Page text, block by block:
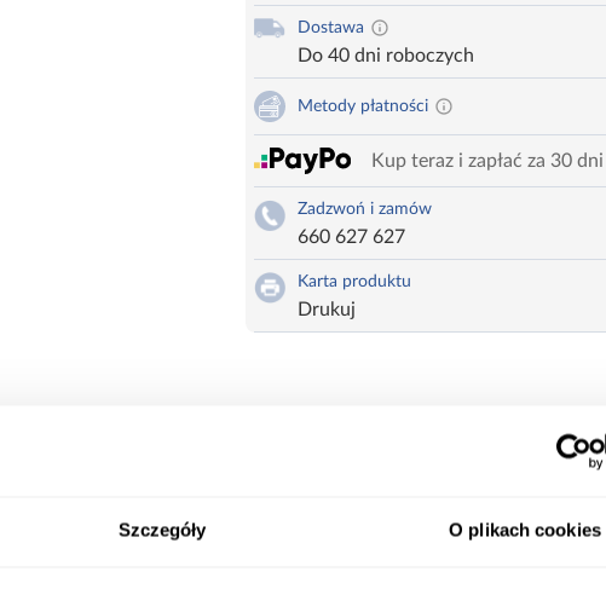
Szczegóły O plikach cookies
Dostawa
Do 40 dni roboczych
Metody płatności
Kup teraz i zapłać za 30 dni
Zadzwoń i zamów
660 627 627
Karta produktu
Drukuj
do słupka pod zabudowę piekarnika bez szuflad – 2
dodatkowo.